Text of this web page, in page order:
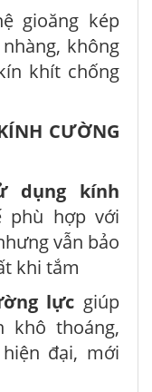
gioăng kép
không
khít chống
CƯỜNG
dụng kính
phù hợp với
vẫn bảo
khi tắm
lực giúp
khô thoáng,
đại, mới